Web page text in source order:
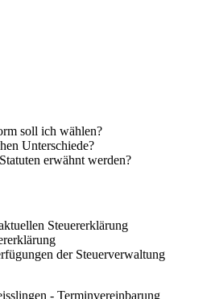
soll ich wählen?
Unterschiede?
erwähnt werden?
Steuererklärung
der Steuerverwaltung
- Terminvereinbarung